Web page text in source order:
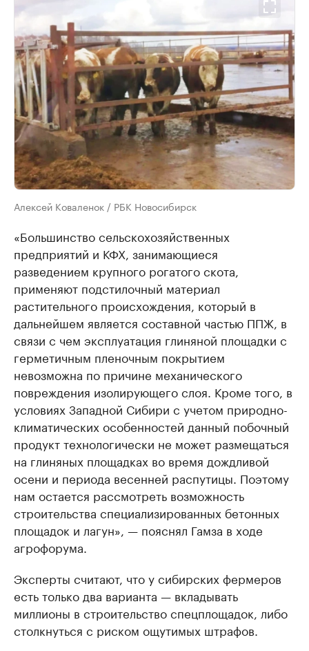
Алексей Коваленок / РБК Новосибирск
«Большинство сельскохозяйственных
предприятий и КФХ, занимающиеся
разведением крупного рогатого скота,
применяют подстилочный материал
растительного происхождения, который в
дальнейшем является составной частью ППЖ, в
связи с чем эксплуатация глиняной площадки с
герметичным пленочным покрытием
невозможна по причине механического
повреждения изолирующего слоя. Кроме того, в
условиях Западной Сибири с учетом природно-
климатических особенностей данный побочный
продукт технологически не может размещаться
на глиняных площадках во время дождливой
осени и периода весенней распутицы. Поэтому
нам остается рассмотреть возможность
строительства специализированных бетонных
площадок и лагун», — пояснял Гамза в ходе
агрофорума.
Эксперты считают, что у сибирских фермеров
есть только два варианта — вкладывать
миллионы в строительство спецплощадок, либо
столкнуться с риском ощутимых штрафов.